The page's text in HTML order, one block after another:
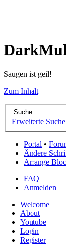
Saugen ist geil!
Zum Inhalt
Erweiterte Suche
Portal •
Ändere
Arrange
FAQ
Anmelden
Welcome
About
Youtube
Login
Register